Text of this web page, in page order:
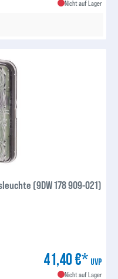
Nicht auf Lager
(9DW 178 909-021)
41,40 €* UVP
Nicht auf Lager